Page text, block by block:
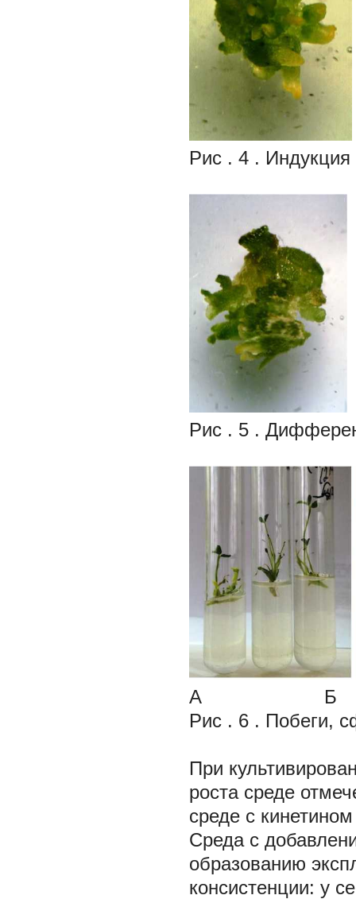
Рис . 4 . Индукция
Рис . 5 .
А Б
Рис . 6 . Побеги,
При
роста среде
среде с
Среда с
образованию
консистенции: у